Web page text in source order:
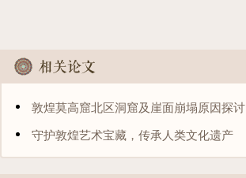
敦煌莫高窟北区洞窟及崖面崩塌原因探讨
守护敦煌艺术宝藏，传承人类文化遗产